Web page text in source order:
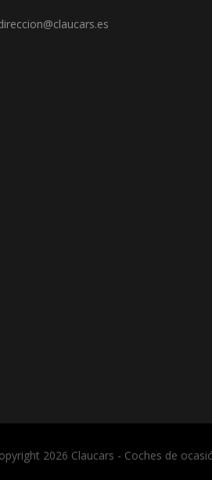
2026 Claucars - Coches de